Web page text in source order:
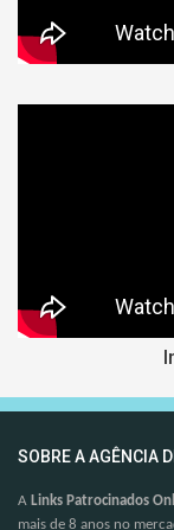
SOBRE A AGÊNCIA
A Links Patrocinados
mais de 8 anos no